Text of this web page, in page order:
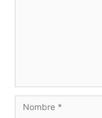
Nombre